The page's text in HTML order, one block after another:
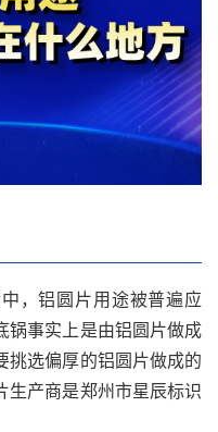
，铝圆片用途被普遍应
锅事实上是由铝圆片做成
挑选偏厚的铝圆片做成的
生产商是郑州市星辰标识